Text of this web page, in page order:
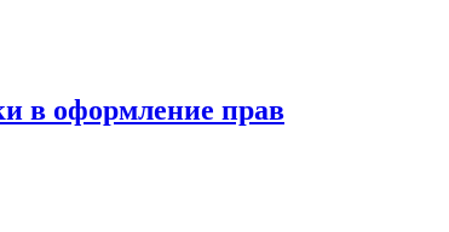
в оформление прав